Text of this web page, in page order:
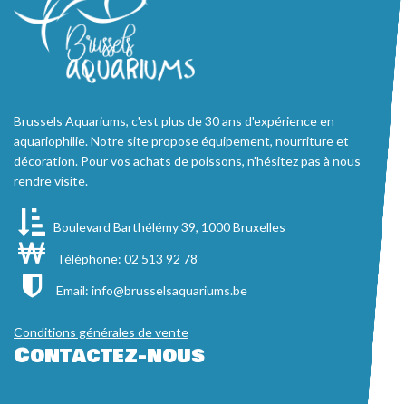
Brussels Aquariums, c'est plus de 30 ans d'expérience en
aquariophilie. Notre site propose équipement, nourriture et
décoration. Pour vos achats de poissons, n'hésitez pas à nous
rendre visite.
Boulevard Barthélémy 39, 1000 Bruxelles
Téléphone: 02 513 92 78
Email: info@brusselsaquariums.be
Conditions générales de vente
Contactez-nous